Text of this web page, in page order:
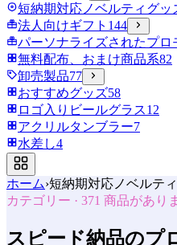
短納期対応ノベルティグッ
法人向けギフト 144
パーソナライズされたプロ
無料配布、おまけ商品系82
卸売製品77
おすすめグッズ58
ロゴ入りビールグラス12
アクリルタンブラー7
水差し4
ホーム›短納期対応ノベルテ
カテゴリー · 371 商品があり
スピード納品のプ